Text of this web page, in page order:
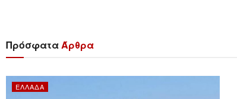
ΠρόσφαταΆρθρα
ΕΛΛΆΔΑ